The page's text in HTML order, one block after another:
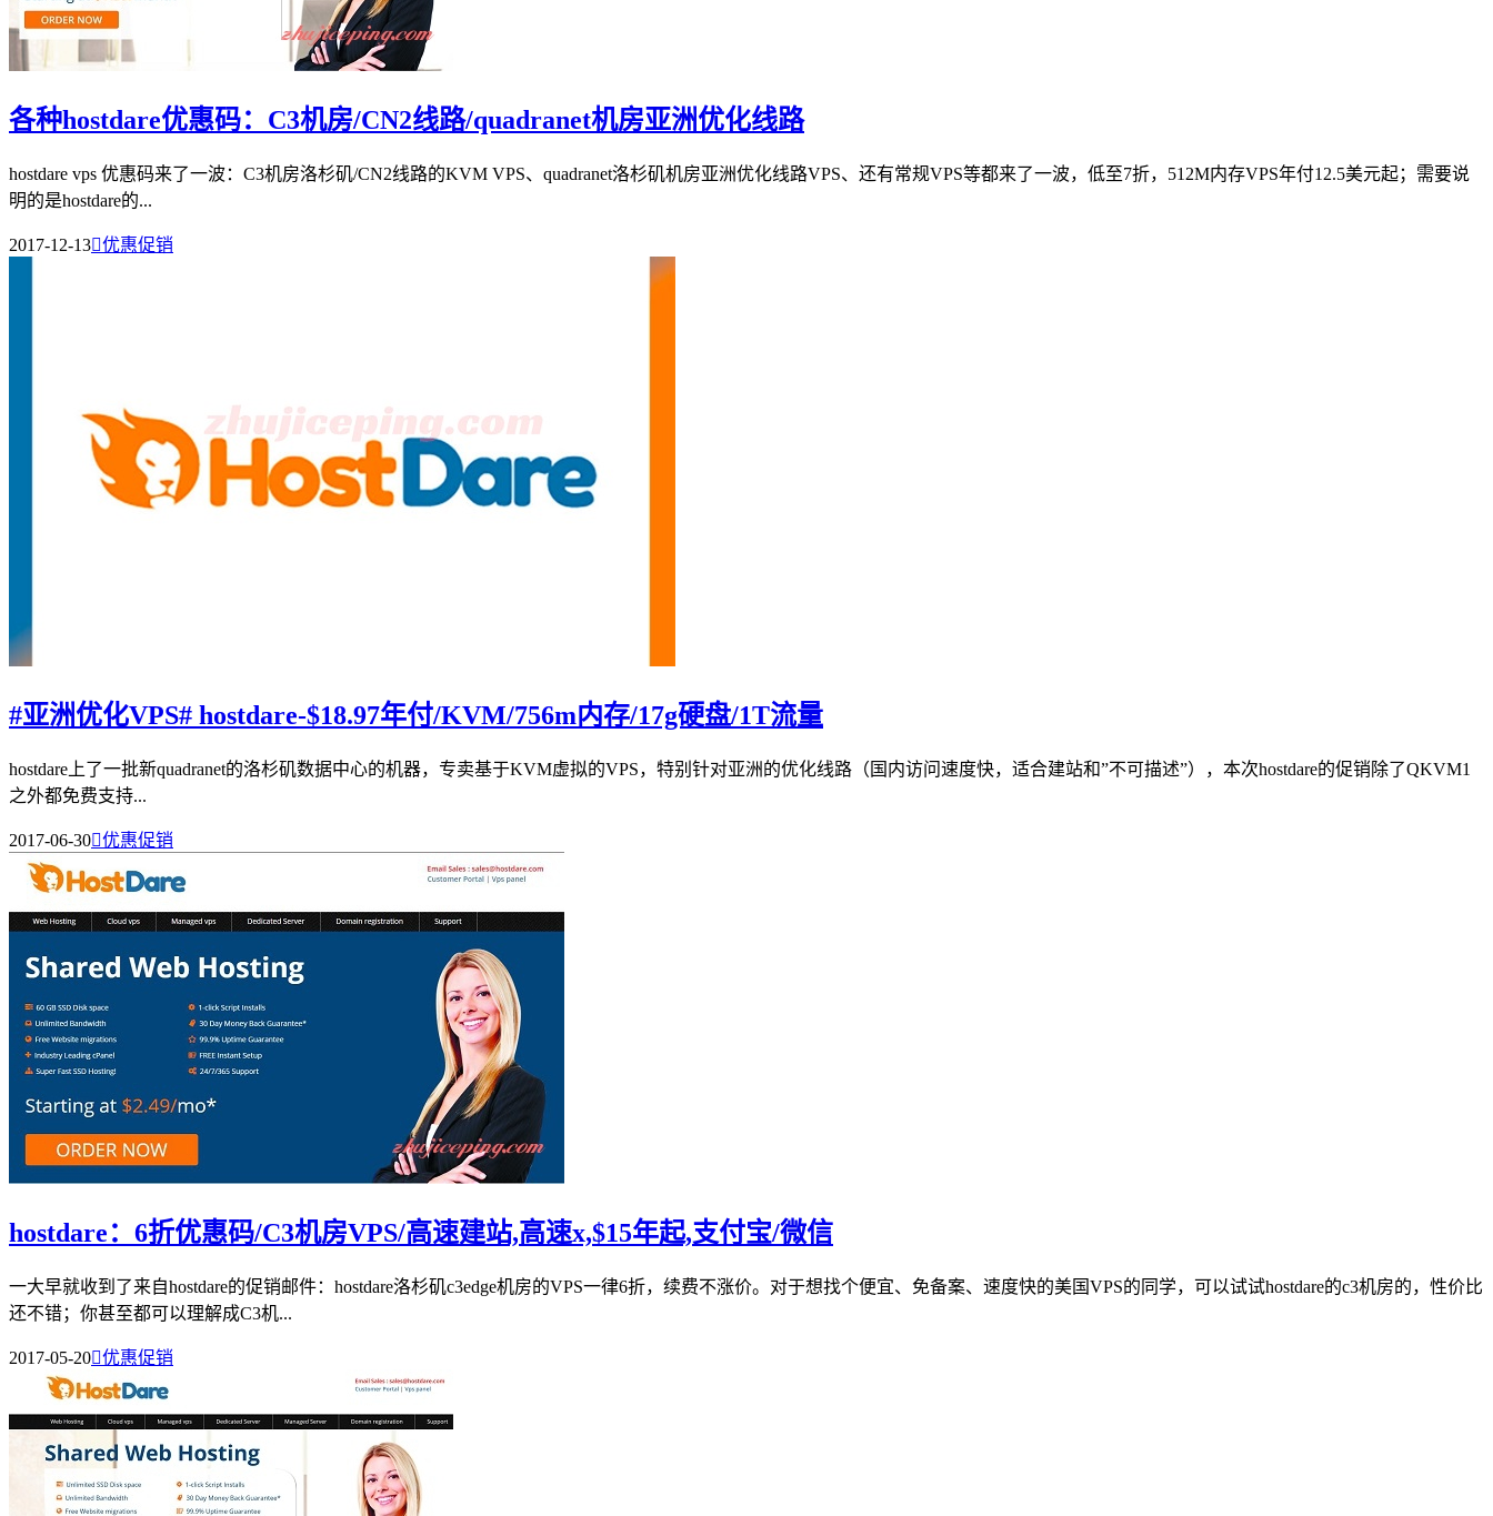
各种hostdare优惠码：C3机房/CN2线路/quadranet机房亚洲优化线路
hostdare vps 优惠码来了一波：C3机房洛杉矶/CN2线路的KVM VPS、quadranet洛杉矶机房亚洲优化线路VPS、还有常规VPS等都来了一波，低至7折，512M内存VPS年付12.5美元起；需要说
明的是hostdare的...
2017-12-13优惠促销
#亚洲优化VPS# hostdare-$18.97年付/KVM/756m内存/17g硬盘/1T流量
hostdare上了一批新quadranet的洛杉矶数据中心的机器，专卖基于KVM虚拟的VPS，特别针对亚洲的优化线路（国内访问速度快，适合建站和”不可描述”），本次hostdare的促销除了QKVM1
之外都免费支持...
2017-06-30优惠促销
hostdare：6折优惠码/C3机房VPS/高速建站,高速x,$15年起,支付宝/微信
一大早就收到了来自hostdare的促销邮件：hostdare洛杉矶c3edge机房的VPS一律6折，续费不涨价。对于想找个便宜、免备案、速度快的美国VPS的同学，可以试试hostdare的c3机房的，性价比
还不错；你甚至都可以理解成C3机...
2017-05-20优惠促销